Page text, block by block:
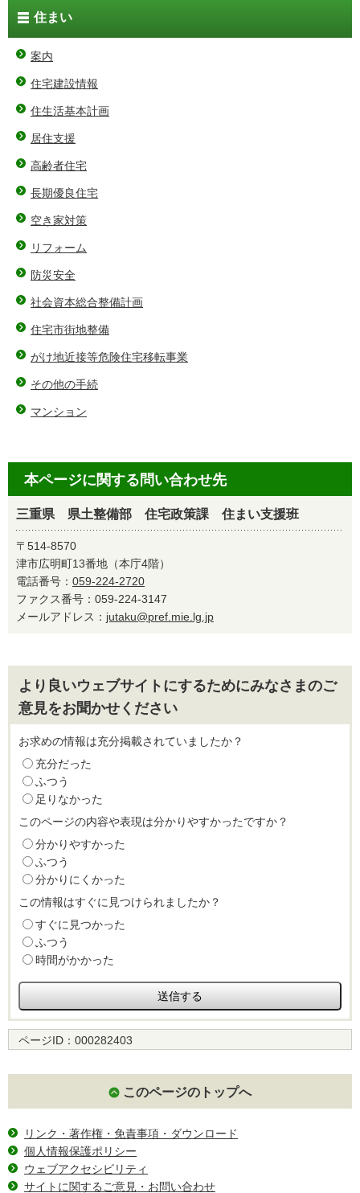
住まい
案内
住宅建設情報
住生活基本計画
居住支援
高齢者住宅
長期優良住宅
空き家対策
リフォーム
防災安全
社会資本総合整備計画
住宅市街地整備
がけ地近接等危険住宅移転事業
その他の手続
マンション
本ページに関する問い合わせ先
三重県 県土整備部 住宅政策課 住まい支援班
〒514-8570
津市広明町13番地（本庁4階）
電話番号： 059-224-2720
ファクス番号：059-224-3147
メールアドレス： jutaku@pref.mie.lg.jp
より良いウェブサイトにするためにみなさまのご
意見をお聞かせください
お求めの情報は充分掲載されていましたか？
充分だった
ふつう
足りなかった
このページの内容や表現は分かりやすかったですか？
分かりやすかった
ふつう
分かりにくかった
この情報はすぐに見つけられましたか？
すぐに見つかった
ふつう
時間がかかった
ページID： 000282403
このページのトップへ
リンク・著作権・免責事項・ダウンロード
個人情報保護ポリシー
ウェブアクセシビリティ
サイトに関するご意見・お問い合わせ